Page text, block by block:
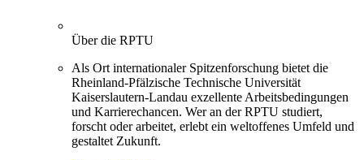
Über die RPTU
Als Ort internationaler Spitzenforschung bietet die
Rheinland-Pfälzische Technische Universität
Kaiserslautern-Landau exzellente Arbeitsbedingungen
und Karrierechancen. Wer an der RPTU studiert,
forscht oder arbeitet, erlebt ein weltoffenes Umfeld und
gestaltet Zukunft.